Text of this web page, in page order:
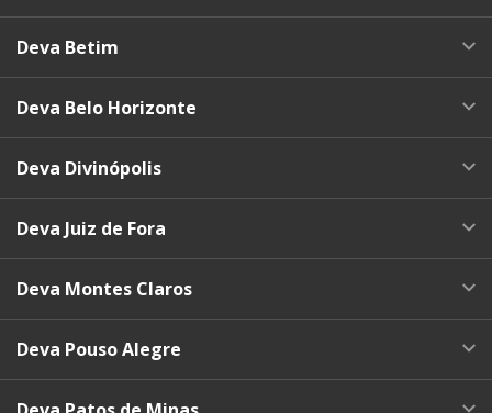
Deva Betim
Deva Belo Horizonte
Deva Divinópolis
Deva Juiz de Fora
Deva Montes Claros
Deva Pouso Alegre